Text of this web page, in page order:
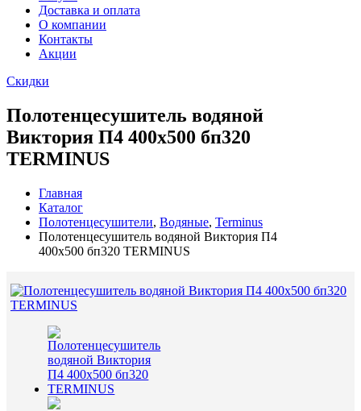
Доставка и оплата
О компании
Контакты
Акции
Скидки
Полотенцесушитель водяной
Виктория П4 400х500 бп320
TERMINUS
Главная
Каталог
Полотенцесушители, Водяные, Terminus
Полотенцесушитель водяной Виктория П4
400х500 бп320 TERMINUS